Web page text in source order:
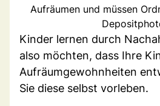
Aufräumen und müssen
Kinder lernen durch
also möchten, dass Ihre
Aufräumgewohnheiten
Sie diese selbst vorleben.